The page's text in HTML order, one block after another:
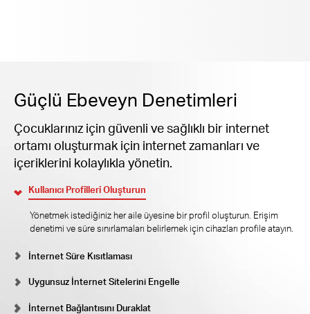
Güçlü Ebeveyn Denetimleri
Çocuklarınız için güvenli ve sağlıklı bir internet
ortamı oluşturmak için internet zamanları ve
içeriklerini kolaylıkla yönetin.
Kullanıcı Profilleri Oluşturun
Yönetmek istediğiniz her aile üyesine bir profil oluşturun. Erişim
denetimi ve süre sınırlamaları belirlemek için cihazları profile atayın.
İnternet Süre Kısıtlaması
Uygunsuz İnternet Sitelerini Engelle
İnternet Bağlantısını Duraklat